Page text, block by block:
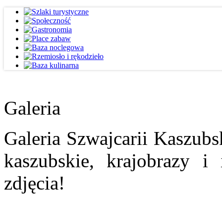
Galeria
Galeria Szwajcarii
kaszubskie, krajobrazy
zdjęcia!